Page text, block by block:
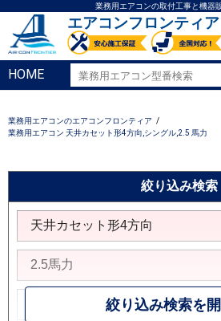
業務用エアコンの取付工事と機器
エアコンフロンティア
HOME
業務用エアコンのエアコンフロンティア
業務用エアコン 天井カセット形4方向,シングル,2.5 馬力
絞り込み検索
絞り込み検索を開